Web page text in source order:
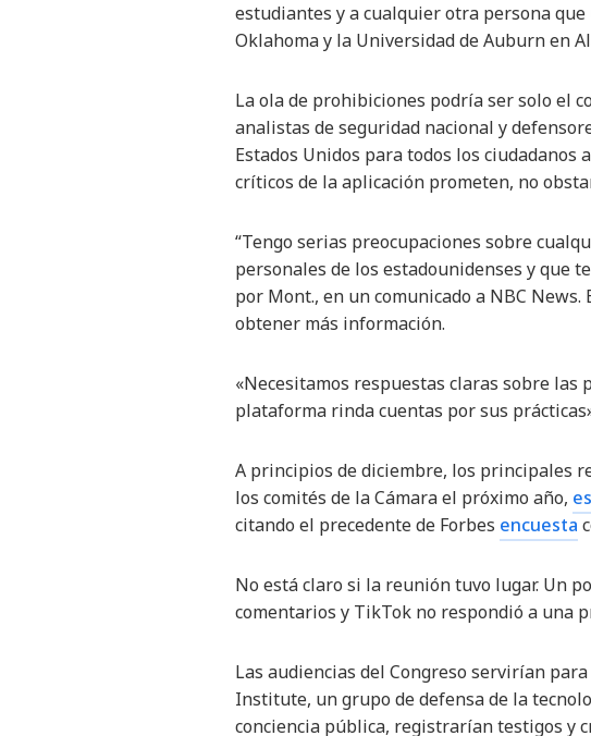
estudiantes y a cualquier otra persona
Oklahoma y la Universidad de Auburn en
La ola de prohibiciones podría ser solo el
analistas de seguridad nacional y
Estados Unidos para todos los
críticos de la aplicación prometen, no
“Tengo serias preocupaciones sobre
personales de los estadounidenses y que
por Mont., en un comunicado a NBC
obtener más información.
«Necesitamos respuestas claras sobre
plataforma rinda cuentas por sus
A principios de diciembre, los principales
los comités de la Cámara el próximo año,
citando el precedente de Forbes encuesta
No está claro si la reunión tuvo lugar. Un
comentarios y TikTok no respondió a una
Las audiencias del Congreso servirían
Institute, un grupo de defensa de la
conciencia pública, registrarían testigos y